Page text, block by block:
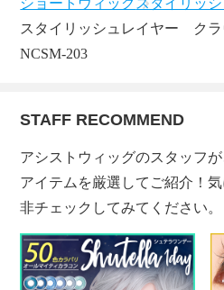
ショートウィッグスタイリッ
スタイリッシュレイヤー ク
NCSM-203
STAFF RECOMMEND
アシストウィッグのスタッフ
アイテムを厳選してご紹介！
非チェックしてみてください。